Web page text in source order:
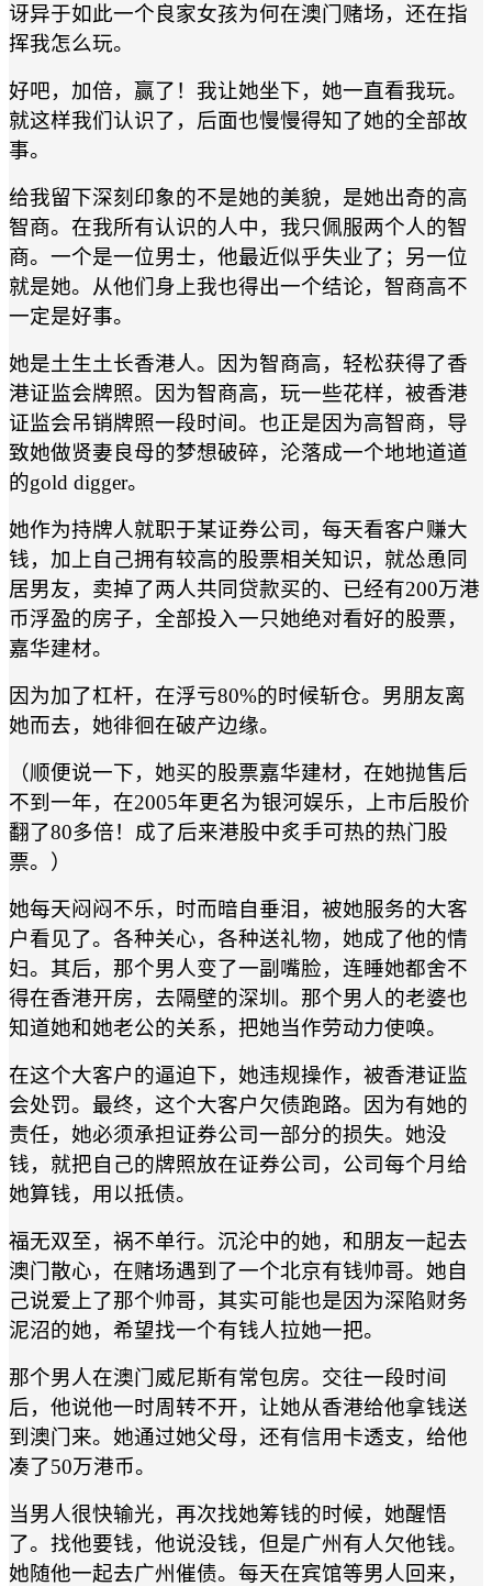
讶异于如此一个良家女孩为何在澳门赌场，还在指
挥我怎么玩。
好吧，加倍，赢了！我让她坐下，她一直看我玩。
就这样我们认识了，后面也慢慢得知了她的全部故
事。
给我留下深刻印象的不是她的美貌，是她出奇的高
智商。在我所有认识的人中，我只佩服两个人的智
商。一个是一位男士，他最近似乎失业了；另一位
就是她。从他们身上我也得出一个结论，智商高不
一定是好事。
她是土生土长香港人。因为智商高，轻松获得了香
港证监会牌照。因为智商高，玩一些花样，被香港
证监会吊销牌照一段时间。也正是因为高智商，导
致她做贤妻良母的梦想破碎，沦落成一个地地道道
的gold digger。
她作为持牌人就职于某证券公司，每天看客户赚大
钱，加上自己拥有较高的股票相关知识，就怂恿同
居男友，卖掉了两人共同贷款买的、已经有200万港
币浮盈的房子，全部投入一只她绝对看好的股票，
嘉华建材。
因为加了杠杆，在浮亏80%的时候斩仓。男朋友离
她而去，她徘徊在破产边缘。
（顺便说一下，她买的股票嘉华建材，在她抛售后
不到一年，在2005年更名为银河娱乐，上市后股价
翻了80多倍！成了后来港股中炙手可热的热门股
票。）
她每天闷闷不乐，时而暗自垂泪，被她服务的大客
户看见了。各种关心，各种送礼物，她成了他的情
妇。其后，那个男人变了一副嘴脸，连睡她都舍不
得在香港开房，去隔壁的深圳。那个男人的老婆也
知道她和她老公的关系，把她当作劳动力使唤。
在这个大客户的逼迫下，她违规操作，被香港证监
会处罚。最终，这个大客户欠债跑路。因为有她的
责任，她必须承担证券公司一部分的损失。她没
钱，就把自己的牌照放在证券公司，公司每个月给
她算钱，用以抵债。
福无双至，祸不单行。沉沦中的她，和朋友一起去
澳门散心，在赌场遇到了一个北京有钱帅哥。她自
己说爱上了那个帅哥，其实可能也是因为深陷财务
泥沼的她，希望找一个有钱人拉她一把。
那个男人在澳门威尼斯有常包房。交往一段时间
后，他说他一时周转不开，让她从香港给他拿钱送
到澳门来。她通过她父母，还有信用卡透支，给他
凑了50万港币。
当男人很快输光，再次找她筹钱的时候，她醒悟
了。找他要钱，他说没钱，但是广州有人欠他钱。
她随他一起去广州催债。每天在宾馆等男人回来，